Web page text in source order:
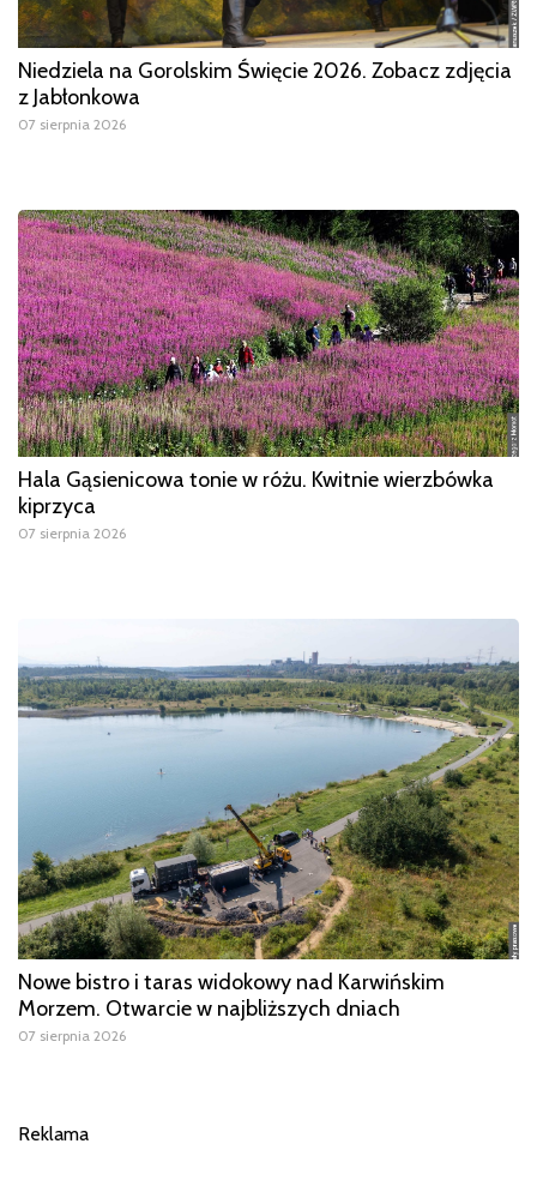
Niedziela na Gorolskim Święcie 2026. Zobacz zdjęcia
z Jabłonkowa
07 sierpnia 2026
Hala Gąsienicowa tonie w różu. Kwitnie wierzbówka
kiprzyca
07 sierpnia 2026
Nowe bistro i taras widokowy nad Karwińskim
Morzem. Otwarcie w najbliższych dniach
07 sierpnia 2026
Reklama